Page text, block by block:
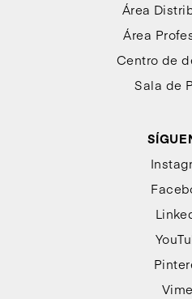
Área
Área
Centro de
Sala de